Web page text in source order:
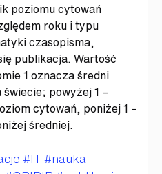
poziomu cytowań
roku i typu
czasopisma,
publikacja. Wartość
1 oznacza średni
powyżej 1 –
cytowań, poniżej 1 –
średniej.
#IT#nauka